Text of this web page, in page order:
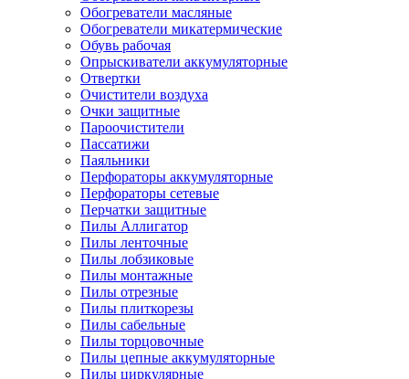
Обогреватели масляные
Обогреватели микатермические
Обувь рабочая
Опрыскиватели аккумуляторные
Отвертки
Очистители воздуха
Очки защитные
Пароочистители
Пассатижи
Паяльники
Перфораторы аккумуляторные
Перфораторы сетевые
Перчатки защитные
Пилы Аллигатор
Пилы ленточные
Пилы лобзиковые
Пилы монтажные
Пилы отрезные
Пилы плиткорезы
Пилы сабельные
Пилы торцовочные
Пилы цепные аккумуляторные
Пилы циркулярные